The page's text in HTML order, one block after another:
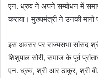
एन. ध्रुव ने अपने सम्बोधन में
कराया। मुख्यमंत्री ने उनकी मांगों
इस अवसर पर राज्यसभा सांसद
शिशुपाल सोरी, समाज के पूर्व
एन. ध्रुव, श्री आर ठाकुर, श्री